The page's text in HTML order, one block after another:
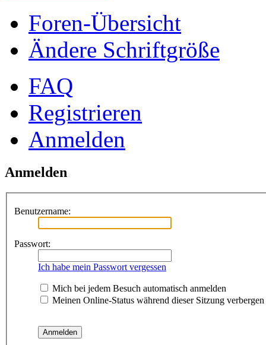
Foren-Übersicht
Ändere Schriftgröße
FAQ
Registrieren
Anmelden
Anmelden
Benutzername:
Passwort:
Ich habe mein Passwort vergessen
Mich bei jedem Besuch automatisch anmelden
Meinen Online-Status während dieser Sitzung verbergen